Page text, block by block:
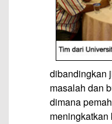
dibandingkan
masalah dan
dimana